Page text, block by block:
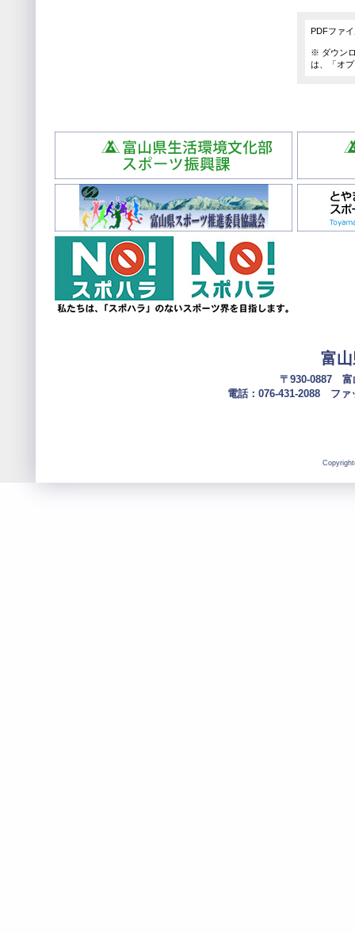
PDFファ
※ ダウン
は、「オ
富
〒930-0887 富
電話：076-431-2088 フ